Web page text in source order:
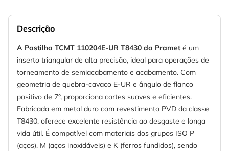
Descrição
A Pastilha TCMT 110204E-UR T8430 da Pramet é um
inserto triangular de alta precisão, ideal para operações de
torneamento de semiacabamento e acabamento. Com
geometria de quebra-cavaco E-UR e ângulo de flanco
positivo de 7°, proporciona cortes suaves e eficientes.
Fabricada em metal duro com revestimento PVD da classe
T8430, oferece excelente resistência ao desgaste e longa
vida útil. É compatível com materiais dos grupos ISO P
(aços), M (aços inoxidáveis) e K (ferros fundidos), sendo